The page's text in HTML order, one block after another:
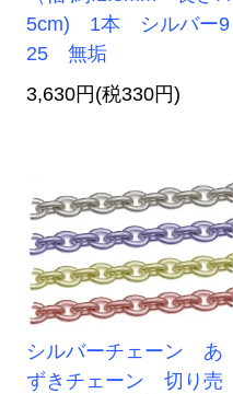
5cm) 1本 シルバー9
25 無垢
3,630円(税330円)
シルバーチェーン あ
ずきチェーン 切り売